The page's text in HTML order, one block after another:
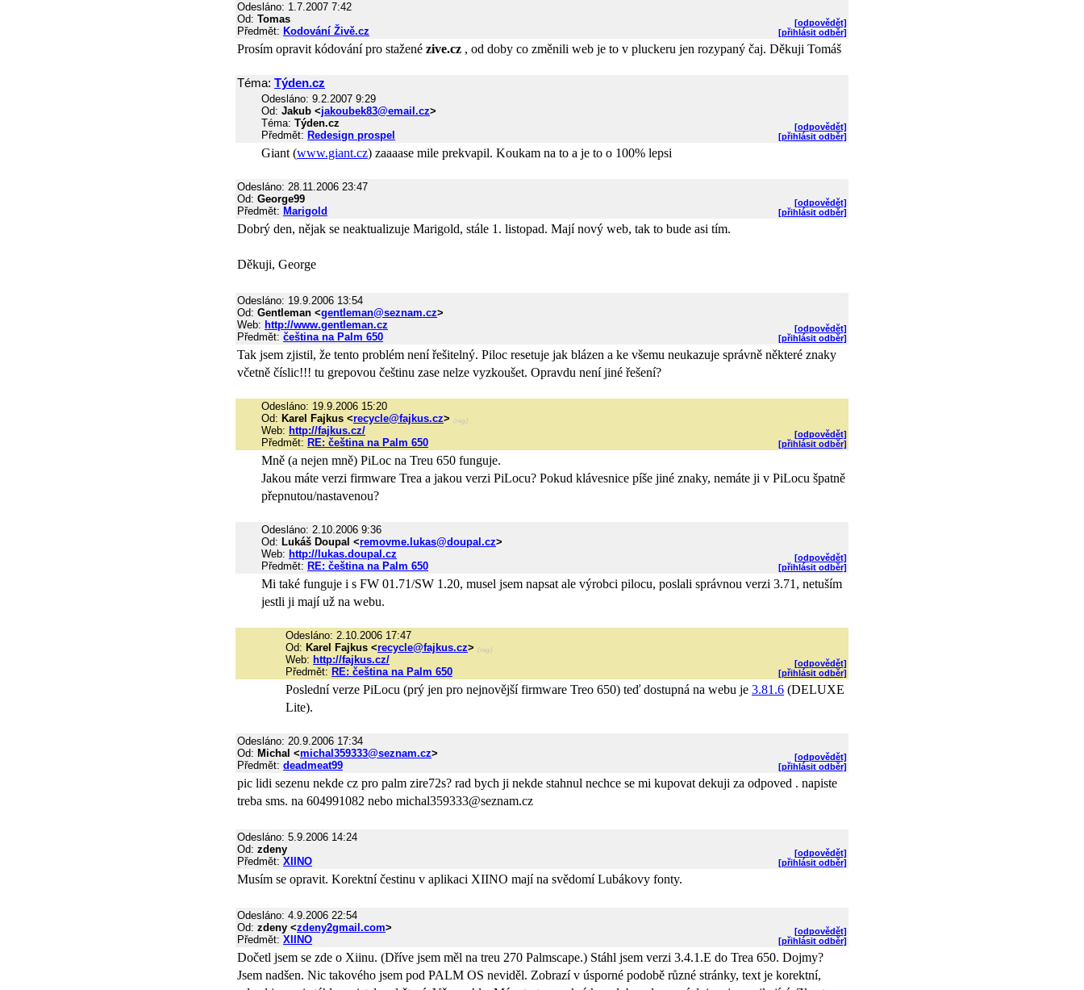
Odesláno: 1.7.2007 7:42
Od: Tomas
Předmět: Kodování Živě.cz
[odpovědět]
[přihlásit odběr]
Prosím opravit kódování pro stažené zive.cz , od doby co změnili web je to v pluckeru jen rozypaný čaj. Děkuji Tomáš
Téma: Týden.cz
Odesláno: 9.2.2007 9:29
Od: Jakub <jakoubek83@email.cz>
Téma: Týden.cz
Předmět: Redesign prospel
[odpovědět]
[přihlásit odběr]
Giant (www.giant.cz) zaaaase mile prekvapil. Koukam na to a je to o 100% lepsi
Odesláno: 28.11.2006 23:47
Od: George99
Předmět: Marigold
[odpovědět]
[přihlásit odběr]
Dobrý den, nějak se neaktualizuje Marigold, stále 1. listopad. Mají nový web, tak to bude asi tím.
Děkuji, George
Odesláno: 19.9.2006 13:54
Od: Gentleman <gentleman@seznam.cz>
Web: http://www.gentleman.cz
Předmět: čeština na Palm 650
[odpovědět]
[přihlásit odběr]
Tak jsem zjistil, že tento problém není řešitelný. Piloc resetuje jak blázen a ke všemu neukazuje správně některé znaky
včetně číslic!!! tu grepovou češtinu zase nelze vyzkoušet. Opravdu není jiné řešení?
Odesláno: 19.9.2006 15:20
Od: Karel Fajkus <recycle@fajkus.cz> (reg.)
Web: http://fajkus.cz/
Předmět: RE: čeština na Palm 650
[odpovědět]
[přihlásit odběr]
Mně (a nejen mně) PiLoc na Treu 650 funguje.
Jakou máte verzi firmware Trea a jakou verzi PiLocu? Pokud klávesnice píše jiné znaky, nemáte ji v PiLocu špatně
přepnutou/nastavenou?
Odesláno: 2.10.2006 9:36
Od: Lukáš Doupal <removme.lukas@doupal.cz>
Web: http://lukas.doupal.cz
Předmět: RE: čeština na Palm 650
[odpovědět]
[přihlásit odběr]
Mi také funguje i s FW 01.71/SW 1.20, musel jsem napsat ale výrobci pilocu, poslali správnou verzi 3.71, netuším
jestli ji mají už na webu.
Odesláno: 2.10.2006 17:47
Od: Karel Fajkus <recycle@fajkus.cz> (reg.)
Web: http://fajkus.cz/
Předmět: RE: čeština na Palm 650
[odpovědět]
[přihlásit odběr]
Poslední verze PiLocu (prý jen pro nejnovější firmware Treo 650) teď dostupná na webu je 3.81.6 (DELUXE
Lite).
Odesláno: 20.9.2006 17:34
Od: Michal <michal359333@seznam.cz>
Předmět: deadmeat99
[odpovědět]
[přihlásit odběr]
pic lidi sezenu nekde cz pro palm zire72s? rad bych ji nekde stahnul nechce se mi kupovat dekuji za odpoved . napiste
treba sms. na 604991082 nebo michal359333@seznam.cz
Odesláno: 5.9.2006 14:24
Od: zdeny
Předmět: XIINO
[odpovědět]
[přihlásit odběr]
Musím se opravit. Korektní čestinu v aplikaci XIINO mají na svědomí Lubákovy fonty.
Odesláno: 4.9.2006 22:54
Od: zdeny <zdeny2gmail.com>
Předmět: XIINO
[odpovědět]
[přihlásit odběr]
Dočetl jsem se zde o Xiinu. (Dříve jsem měl na treu 270 Palmscape.) Stáhl jsem verzi 3.4.1.E do Trea 650. Dojmy?
Jsem nadšen. Nic takového jsem pod PALM OS neviděl. Zobrazí v úsporné podobě různé stránky, text je korektní,